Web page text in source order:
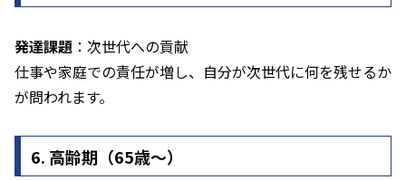
発達課題 ：次世代への貢献
仕事や家庭での責任が増し、自分が次世代に何を残せるか
が問われます。
6. 高齢期（65歳～）